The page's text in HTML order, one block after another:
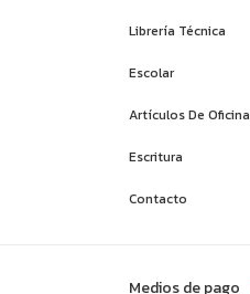
Librería Técnica
Escolar
Artículos De Oficina
Escritura
Contacto
Medios de pago